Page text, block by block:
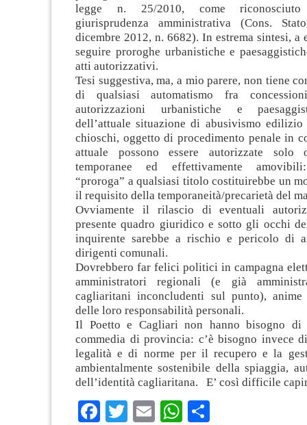
legge n. 25/2010, come
giurisprudenza amministrativa (Cons.
dicembre 2012, n. 6682). In estrema sintesi, a
seguire proroghe urbanistiche e
atti autorizzativi.
Tesi suggestiva, ma, a mio parere, non tiene
di qualsiasi automatismo fra
autorizzazioni urbanistiche e
dell’attuale situazione di abusivismo edilizio
chioschi, oggetto di procedimento penale in
attuale possono essere autorizzate solo
temporanee ed effettivamente
“proroga” a qualsiasi titolo costituirebbe un
il requisito della temporaneità/precarietà del
Ovviamente il rilascio di eventuali
presente quadro giuridico e sotto gli occhi
inquirente sarebbe a rischio e pericolo di
dirigenti comunali.
Dovrebbero far felici politici in campagna
amministratori regionali (e già
cagliaritani inconcludenti sul punto),
delle loro responsabilità personali.
Il Poetto e Cagliari non hanno bisogno di
commedia di provincia: c’è bisogno invece
legalità e di norme per il recupero e la
ambientalmente sostenibile della spiaggia,
dell’identità cagliaritana. E’ così difficile
Facebook
TwitterEmailWhatsApp